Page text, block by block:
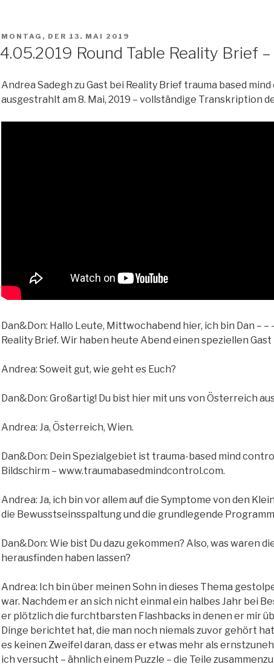
VERÖFFENTLICHT
AM
MONTAG, DER 13. MAI 2019
4.05.2019 Round Table Reality Brief
Andrea Sadegh zu Gast bei Reality Brief trauma based
ausgestrahlt am 8. Mai, 2019 – vollständige Transkription
Dan&Don: Hallo Leute, Mittwochabend hier, ich bin Dan – –
Reality Brief. Wir haben heute Abend einen speziellen
Andrea: Soweit gut, wie geht es Euch?
Dan&Don: Großartig! Du bist hier mit uns von Österreich
Andrea: Ja, Österreich, Wien.
Dan&Don: Dein Spezialgebiet ist trauma-based mind
Bildschirm – www.traumabasedmindcontrol.com.
Andrea: Ja, ich bin vor allem auf die Symptome von den
die Bewusstseinsspaltung und die grundlegende
Dan&Don: Wie bist Du dazu gekommen? Also, was waren
herausfinden haben lassen?
Andrea: Ich bin über meinen Sohn in dieses Thema
war. Nachdem er an sich nicht einmal ein halbes Jahr bei
er plötzlich die furchtbarsten Flashbacks in denen er mir
Dinge berichtet hat, die man noch niemals zuvor gehört
es keinen Zweifel daran, dass er etwas mehr als
ich versucht – ähnlich einem Puzzle – die Teile